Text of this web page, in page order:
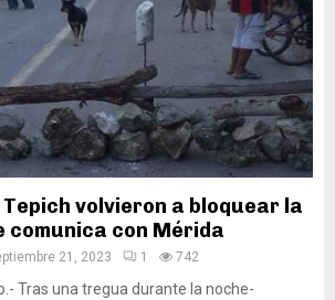
volvieron a bloquear la
con Mérida
21, 2023 1 742
Tras una tregua durante la noche-